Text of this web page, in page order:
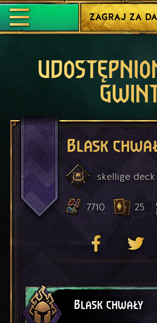
ZAGRAJ ZA
Blask
skellige deck
7710 25
Blask chwały